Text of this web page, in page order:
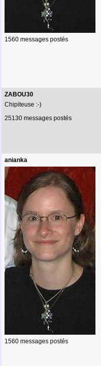
1560 messages postés
ZABOU30
Chipiteuse :-)
25130 messages postés
anianka
1560 messages postés